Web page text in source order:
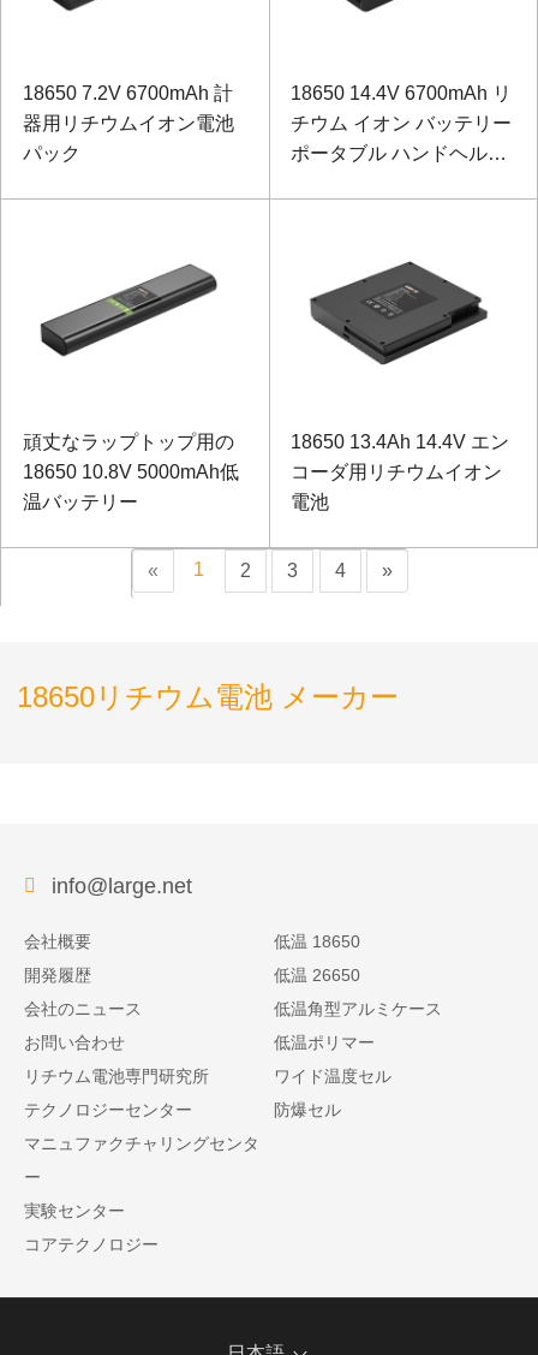
18650 7.2V 6700mAh 計
器用リチウムイオン電池
パック
18650 14.4V 6700mAh リ
チウム イオン バッテリー
ポータブル ハンドヘルド
頑丈なラップトップ用の
18650 10.8V 5000mAh低
温バッテリー
18650 13.4Ah 14.4V エン
コーダ用リチウムイオン
電池
« 1 2 3 4 »
18650リチウム電池 メーカー
info@large.net
会社概要
開発履歴
会社のニュース
お問い合わせ
リチウム電池専門研究所
テクノロジーセンター
マニュファクチャリングセンタ
ー
実験センター
コアテクノロジー
低温 18650
低温 26650
低温角型アルミケース
低温ポリマー
ワイド温度セル
防爆セル